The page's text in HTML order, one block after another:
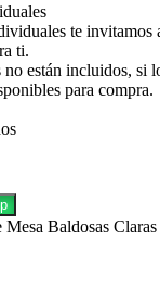
te invitamos
ti.
están incluidos, si
para compra.
Baldosas Claras